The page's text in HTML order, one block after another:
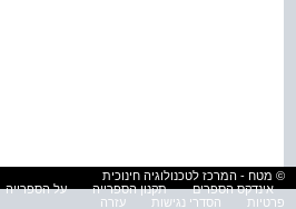
© מטח - המרכז לטכנולוגיה חינוכית
אינדקס הספרים
תקנון הספרייה על הספרייה
פרטיות
הסדרי נגישות עזרה